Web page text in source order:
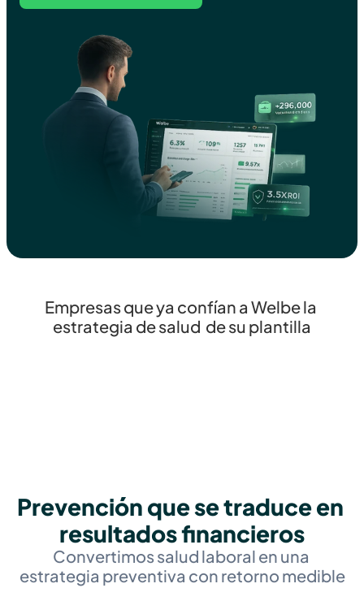
Empresas que ya confían a Welbe la
estrategia de salud  de su plantilla
Prevención que se traduce en
resultados financieros
Convertimos salud laboral en una
estrategia preventiva con retorno medible